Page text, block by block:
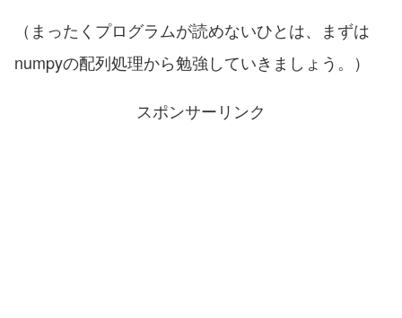
（まったくプログラムが読めないひとは、まずは
numpyの配列処理から勉強していきましょう。）
スポンサーリンク